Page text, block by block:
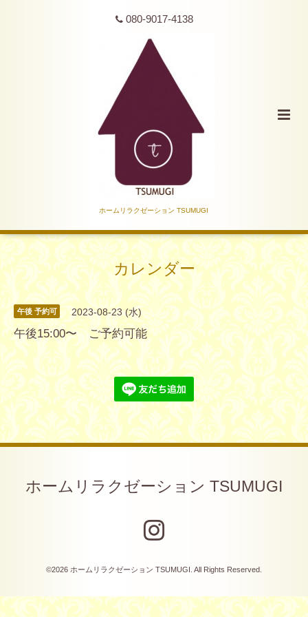
080-9017-4138
ホームリラクゼーション TSUMUGI
カレンダー
午後 予約可 2023-08-23 (水)
午後15:00〜 ご予約可能
ホームリラクゼーション TSUMUGI
©2026 ホームリラクゼーション TSUMUGI . All Rights Reserved.